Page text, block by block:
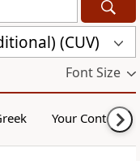
(CUV)
Font Size
Your Content